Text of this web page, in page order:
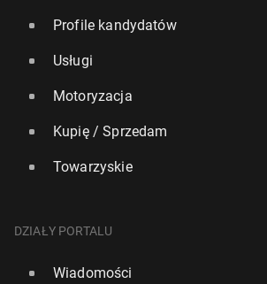
Profile kandydatów
Usługi
Motoryzacja
Kupię / Sprzedam
Towarzyskie
DZIAŁY PORTALU
Wiadomości